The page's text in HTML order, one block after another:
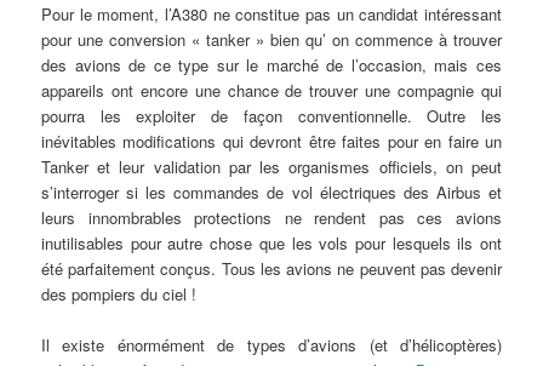
Pour le moment, l’A380 ne constitue pas un candidat intéressant
pour une conversion « tanker » bien qu’ on commence à trouver
des avions de ce type sur le marché de l’occasion, mais ces
appareils ont encore une chance de trouver une compagnie qui
pourra les exploiter de façon conventionnelle. Outre les
inévitables modifications qui devront être faites pour en faire un
Tanker et leur validation par les organismes officiels, on peut
s’interroger si les commandes de vol électriques des Airbus et
leurs innombrables protections ne rendent pas ces avions
inutilisables pour autre chose que les vols pour lesquels ils ont
été parfaitement conçus. Tous les avions ne peuvent pas devenir
des pompiers du ciel !
Il existe énormément de types d’avions (et d’hélicoptères)